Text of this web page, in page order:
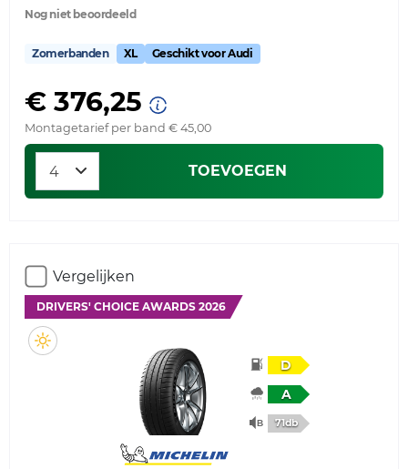
Nog niet beoordeeld
Zomerbanden XL Geschikt voor Audi
€ 376,25
Montagetarief per band € 45,00
TOEVOEGEN
Vergelijken
DRIVERS' CHOICE AWARDS 2026
D
A
71db